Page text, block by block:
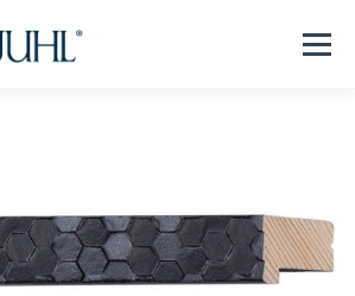
メニュー
お問い合わせ 法人のお客様